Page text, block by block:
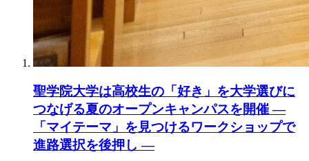
聖学院大学は高校生の「好き」を大学選びに
つなげる夏のオープンキャンパスを開催 ―
「マイテーマ」を見つけるワークショップで
進路選択を後押し ―